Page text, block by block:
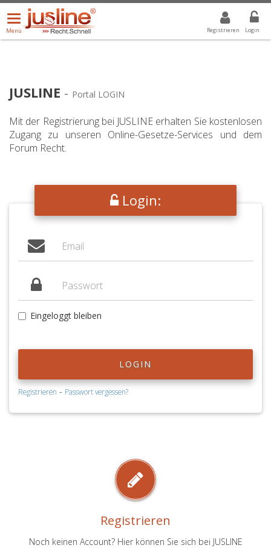
Registrieren Login
Menü
öffnen/schließen
Menü
ALLE DROPDOWN: GEWÄHLTER WERT IST ALLE
JUSLINE - Portal LOGIN
Mit der Registrierung bei JUSLINE erhalten Sie kostenlosen
Zugang zu unseren Online-Gesetze-Services und dem
Forum Recht.
Login:
Eingeloggt bleiben
LOGIN
Registrieren - Passwort vergessen?
Registrieren
Noch keinen Account? Hier können Sie sich bei JUSLINE